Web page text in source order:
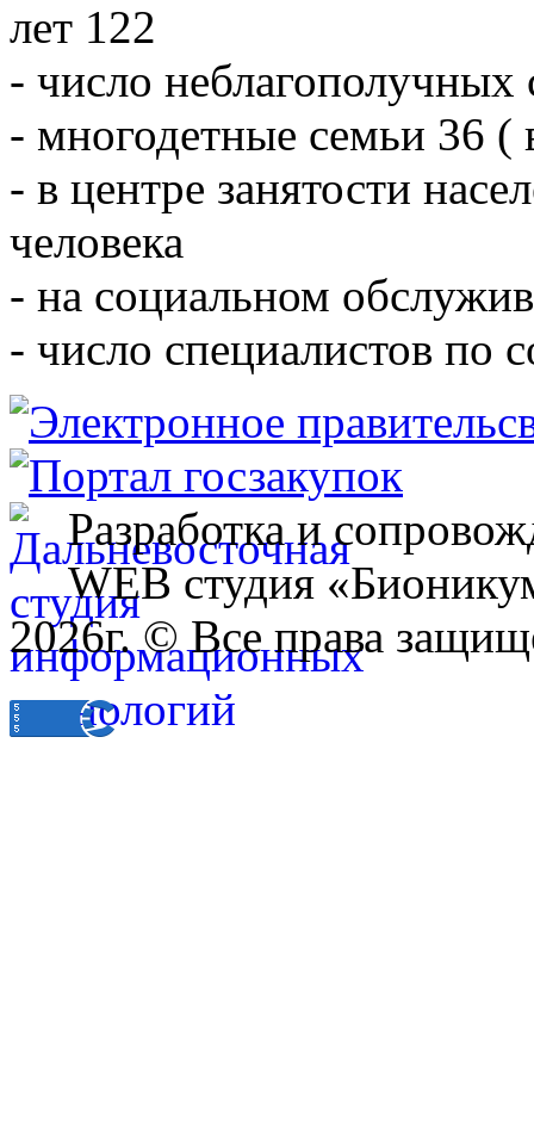
лет 122
- число
- многодетные семьи 36 (
- в центре занятости
человека
- на социальном
- число специалистов по
Разработка и
WEB студия
2026г. © Все права